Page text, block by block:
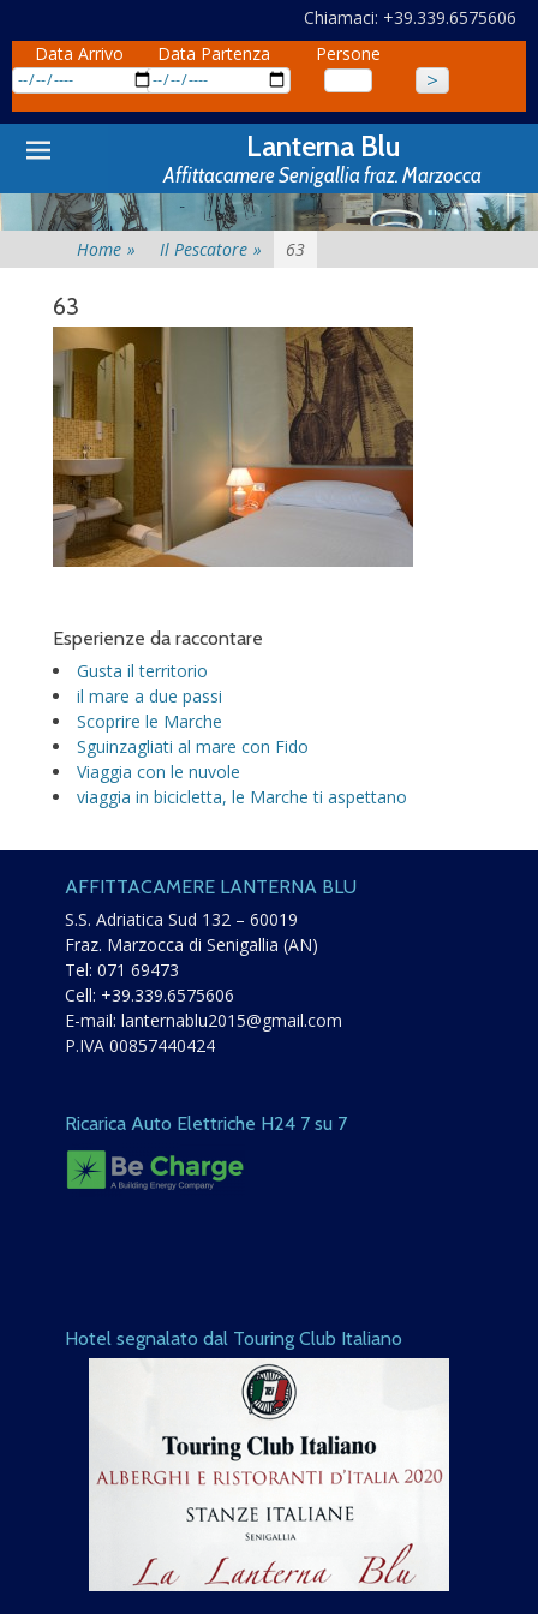
Chiamaci: +39.339.6575606
Data Arrivo
Data Partenza Persone
Primary
Menu
Skip
to
Lanterna Blu
Affittacamere Senigallia fraz. Marzocca
Home » Il Pescatore » 63
63
Esperienze da raccontare
Gusta il territorio
il mare a due passi
Scoprire le Marche
Sguinzagliati al mare con Fido
Viaggia con le nuvole
viaggia in bicicletta, le Marche ti aspettano
AFFITTACAMERE LANTERNA BLU
S.S. Adriatica Sud 132 – 60019
Fraz. Marzocca di Senigallia (AN)
Tel: 071 69473
Cell: +39.339.6575606
E-mail: lanternablu2015@gmail.com
P.IVA 00857440424
Ricarica Auto Elettriche H24 7 su 7
Hotel segnalato dal Touring Club Italiano